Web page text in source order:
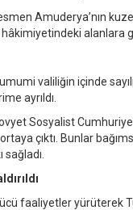
Amuderya’nın
alanlara
valiliğin içinde
ayrıldı.
Sosyalist
çıktı. Bunlar
faaliyetler yürüterek